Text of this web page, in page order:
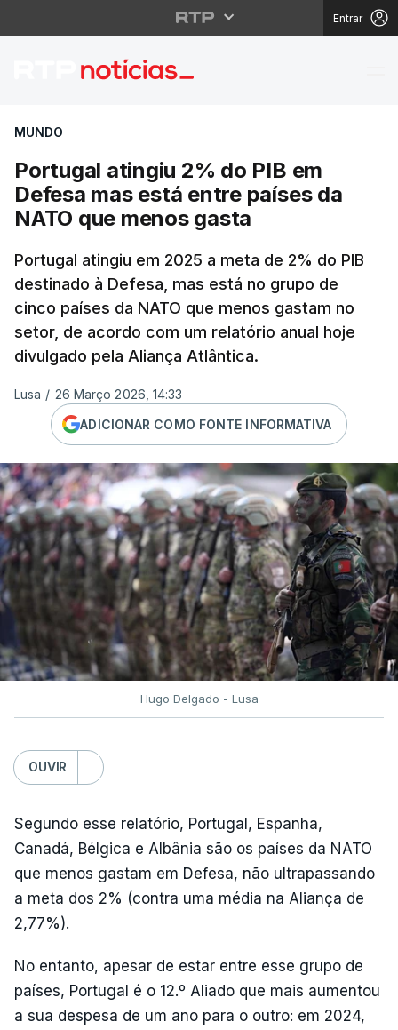
Entrar
Portugal atingiu 2%
MUNDO
Portugal atingiu 2% do PIB em
Defesa mas está entre países da
NATO que menos gasta
Portugal atingiu em 2025 a meta de 2% do PIB
destinado à Defesa, mas está no grupo de
cinco países da NATO que menos gastam no
setor, de acordo com um relatório anual hoje
divulgado pela Aliança Atlântica.
Lusa / 26 Março 2026, 14:33
ADICIONAR COMO FONTE INFORMATIVA
Hugo Delgado - Lusa
OUVIR
Segundo esse relatório, Portugal, Espanha,
Canadá, Bélgica e Albânia são os países da NATO
que menos gastam em Defesa, não ultrapassando
a meta dos 2% (contra uma média na Aliança de
2,77%).
No entanto, apesar de estar entre esse grupo de
países, Portugal é o 12.º Aliado que mais aumentou
a sua despesa de um ano para o outro: em 2024,